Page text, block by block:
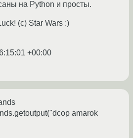
на Python и просты.
(c) Star Wars :)
+00:00
amarok